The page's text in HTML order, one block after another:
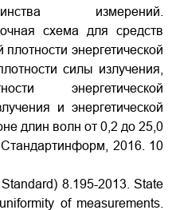
измерений.
схема для средств
энергетической
силы излучения,
энергетической
и энергетической
длин волн от 0,2 до 25,0
2016. 10
8.195-2013. State
of measurements.